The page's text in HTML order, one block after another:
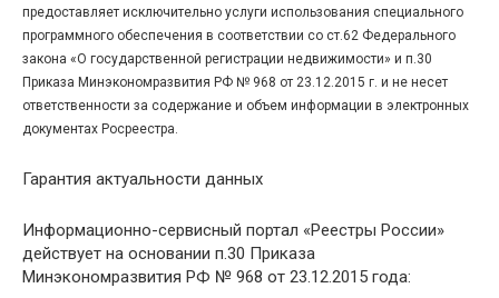
предоставляет исключительно услуги использования специального
программного обеспечения в соответствии со ст.62 Федерального
закона «О государственной регистрации недвижимости» и п.30
Приказа Минэкономразвития РФ № 968 от 23.12.2015 г. и не несет
ответственности за содержание и объем информации в электронных
документах Росреестра.
Гарантия актуальности данных
Информационно-сервисный портал «Реестры России»
действует на основании п.30 Приказа
Минэкономразвития РФ № 968 от 23.12.2015 года: